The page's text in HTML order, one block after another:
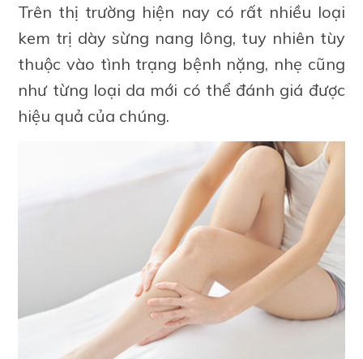
Trên thị trường hiện nay có rất nhiều loại
kem trị dày sừng nang lông, tuy nhiên tùy
thuộc vào tình trạng bệnh nặng, nhẹ cũng
như từng loại da mới có thể đánh giá được
hiệu quả của chúng.